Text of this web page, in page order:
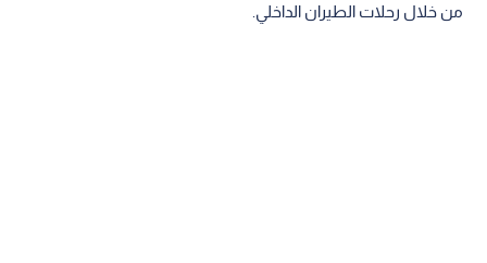
من خلال رحلات الطيران الداخلي.